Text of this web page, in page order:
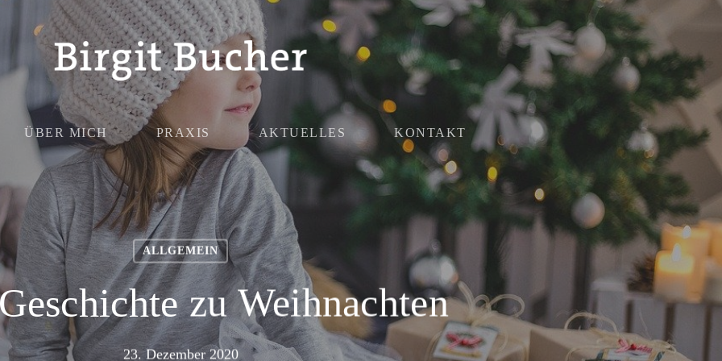
ÜBER MICH PRAXIS AKTUELLES KONTAKT
ALLGEMEIN
zu Weihnachten
23. Dezember 2020